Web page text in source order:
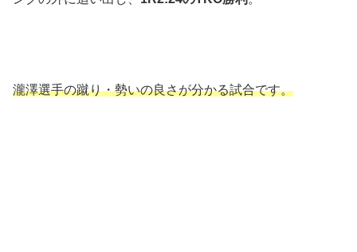
瀧澤選手の蹴り・勢いの良さが分かる試合です。